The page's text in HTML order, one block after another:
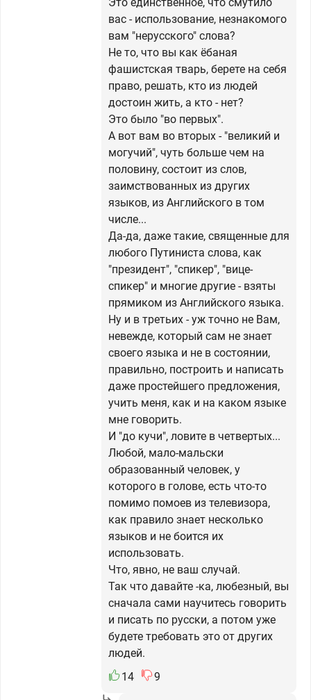
вас - использование, незнакомого
вам "нерусского" слова?
Не то, что вы как ёбаная
фашистская тварь, берете на себя
право, решать, кто из людей
достоин жить, а кто - нет?
Это было "во первых".
А вот вам во вторых - "великий и
могучий", чуть больше чем на
половину, состоит из слов,
заимствованных из других
языков, из Английского в том
числе...
Да-да, даже такие, священные для
любого Путиниста слова, как
"президент", "спикер", "вице-
спикер" и многие другие - взяты
прямиком из Английского языка.
Ну и в третьих - уж точно не Вам,
невежде, который сам не знает
своего языка и не в состоянии,
правильно, построить и написать
даже простейшего предложения,
учить меня, как и на каком языке
мне говорить.
И "до кучи", ловите в четвертых...
Любой, мало-мальски
образованный человек, у
которого в голове, есть что-то
помимо помоев из телевизора,
как правило знает несколько
языков и не боится их
использовать.
Что, явно, не ваш случай.
Так что давайте -ка, любезный, вы
сначала сами научитесь говорить
и писать по русски, а потом уже
будете требовать это от других
людей.
14
9